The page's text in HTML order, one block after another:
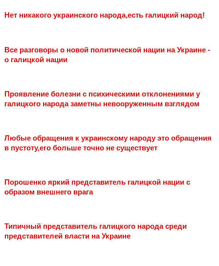
Нет никакого украинского народа,есть галицкий народ!
Все разговоры о новой политической нации на Украине -
о галицкой нации
Проявление болезни с психическими отклонениями у
галицкого народа заметны невооруженным взглядом
Любые обращения к украинскому народу это обращения
в пустоту,его больше точно не существует
Порошенко яркий представитель галицкой нации с
образом внешнего врага
Типичный представитель галицкого народа среди
представителей власти на Украине